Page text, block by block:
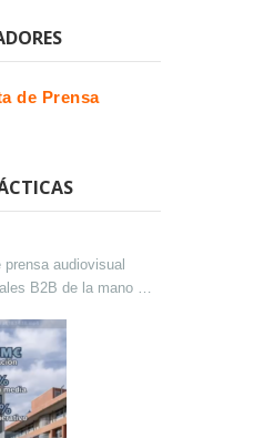
de Prensa
prensa audiovisual
B2B de la mano de